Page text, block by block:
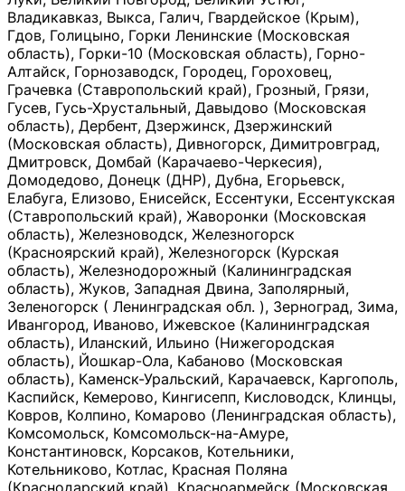
Владикавказ, Выкса, Галич, Гвардейское (Крым),
Гдов, Голицыно, Горки Ленинские (Московская
область), Горки-10 (Московская область), Горно-
Алтайск, Горнозаводск, Городец, Гороховец,
Грачевка (Ставропольский край), Грозный, Грязи,
Гусев, Гусь-Хрустальный, Давыдово (Московская
область), Дербент, Дзержинск, Дзержинский
(Московская область), Дивногорск, Димитровград,
Дмитровск, Домбай (Карачаево-Черкесия),
Домодедово, Донецк (ДНР), Дубна, Егорьевск,
Елабуга, Елизово, Енисейск, Ессентуки, Ессентукская
(Ставропольский край), Жаворонки (Московская
область), Железноводск, Железногорск
(Красноярский край), Железногорск (Курская
область), Железнодорожный (Калининградская
область), Жуков, Западная Двина, Заполярный,
Зеленогорск ( Ленинградская обл. ), Зерноград, Зима,
Ивангород, Иваново, Ижевское (Калининградская
область), Иланский, Ильино (Нижегородская
область), Йошкар-Ола, Кабаново (Московская
область), Каменск-Уральский, Карачаевск, Каргополь,
Каспийск, Кемерово, Кингисепп, Кисловодск, Клинцы,
Ковров, Колпино, Комарово (Ленинградская область),
Комсомольск, Комсомольск-на-Амуре,
Константиновск, Корсаков, Котельники,
Котельниково, Котлас, Красная Поляна
(Краснодарский край), Красноармейск (Московская